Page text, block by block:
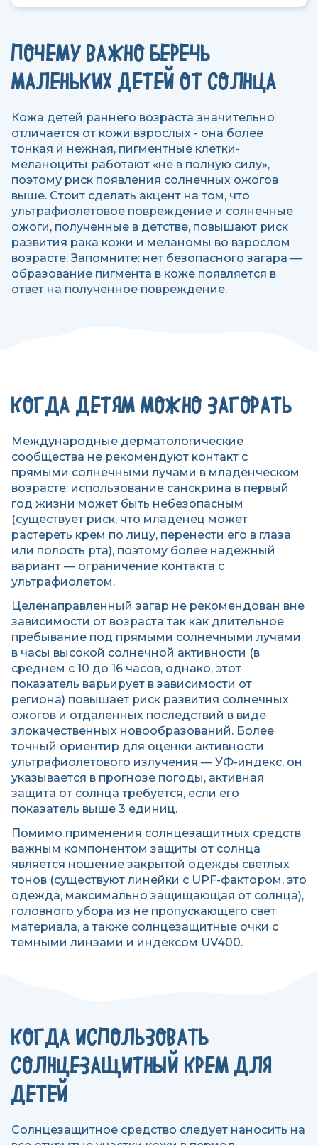
ПОЧЕМУ ВАЖНО БЕРЕЧЬ
МАЛЕНЬКИХ ДЕТЕЙ ОТ СОЛНЦА
Кожа детей раннего возраста значительно
отличается от кожи взрослых - она более
тонкая и нежная, пигментные клетки-
меланоциты работают «не в полную силу»,
поэтому риск появления солнечных ожогов
выше. Стоит сделать акцент на том, что
ультрафиолетовое повреждение и солнечные
ожоги, полученные в детстве, повышают риск
развития рака кожи и меланомы во взрослом
возрасте. Запомните: нет безопасного загара —
образование пигмента в коже появляется в
ответ на полученное повреждение.
КОГДА ДЕТЯМ МОЖНО ЗАГОРАТЬ
Международные дерматологические
сообщества не рекомендуют контакт с
прямыми солнечными лучами в младенческом
возрасте: использование санскрина в первый
год жизни может быть небезопасным
(существует риск, что младенец может
растереть крем по лицу, перенести его в глаза
или полость рта), поэтому более надежный
вариант — ограничение контакта с
ультрафиолетом.
Целенаправленный загар не рекомендован вне
зависимости от возраста так как длительное
пребывание под прямыми солнечными лучами
в часы высокой солнечной активности (в
среднем с 10 до 16 часов, однако, этот
показатель варьирует в зависимости от
региона) повышает риск развития солнечных
ожогов и отдаленных последствий в виде
злокачественных новообразований. Более
точный ориентир для оценки активности
ультрафиолетового излучения — УФ-индекс, он
указывается в прогнозе погоды, активная
защита от солнца требуется, если его
показатель выше 3 единиц.
Помимо применения солнцезащитных средств
важным компонентом защиты от солнца
является ношение закрытой одежды светлых
тонов (существуют линейки с UPF-фактором, это
одежда, максимально защищающая от солнца),
головного убора из не пропускающего свет
материала, а также солнцезащитные очки с
темными линзами и индексом UV400.
КОГДА ИСПОЛЬЗОВАТЬ
СОЛНЦЕЗАЩИТНЫЙ КРЕМ ДЛЯ
ДЕТЕЙ
Солнцезащитное средство следует наносить на